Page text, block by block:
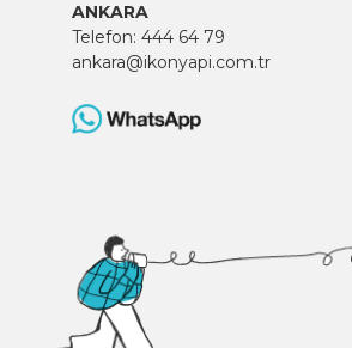
ANKARA
Telefon: 444 64 79
ankara@ikonyapi.com.tr